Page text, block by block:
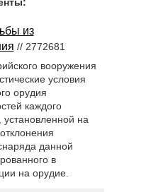
из
// 2772681
вооружения
условия
орудия
каждого
на
данной
в
на орудие.